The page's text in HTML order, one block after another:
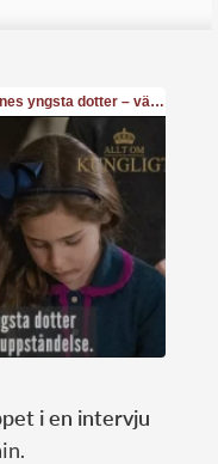
i en intervju